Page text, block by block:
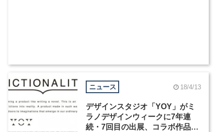
ニュース 18/4/13
デザインスタジオ「YOY」がミ
ラノデザインウィークに7年連
続・7回目の出展、コラボ作品な